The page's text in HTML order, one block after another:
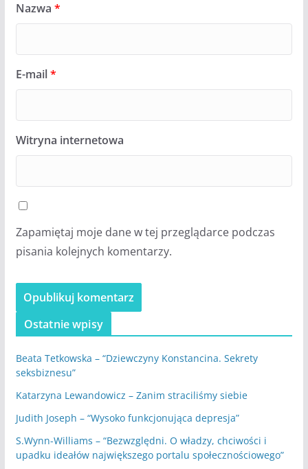
Nazwa *
E-mail*
Witryna internetowa
Zapamiętaj moje dane w tej przeglądarce podczas
pisania kolejnych komentarzy.
Ostatnie wpisy
Beata Tetkowska – “Dziewczyny Konstancina. Sekrety
seksbiznesu”
Katarzyna Lewandowicz – Zanim straciliśmy siebie
Judith Joseph – “Wysoko funkcjonująca depresja”
S.Wynn-Williams – “Bezwzględni. O władzy, chciwości i
upadku ideałów największego portalu społecznościowego”